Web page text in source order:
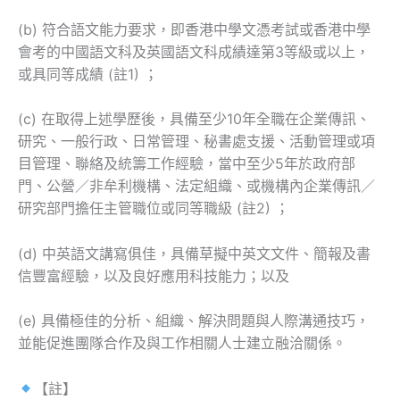
(b) 符合語文能力要求，即香港中學文憑考試或香港中學
會考的中國語文科及英國語文科成績達第3等級或以上，
或具同等成績 (註1) ；
(c) 在取得上述學歷後，具備至少10年全職在企業傳訊、
研究、一般行政、日常管理、秘書處支援、活動管理或項
目管理、聯絡及統籌工作經驗，當中至少5年於政府部
門、公營／非牟利機構、法定組織、或機構內企業傳訊／
研究部門擔任主管職位或同等職級 (註2) ；
(d) 中英語文講寫俱佳，具備草擬中英文文件、簡報及書
信豐富經驗，以及良好應用科技能力；以及
(e) 具備極佳的分析、組織、解決問題與人際溝通技巧，
並能促進團隊合作及與工作相關人士建立融洽關係。
【註】